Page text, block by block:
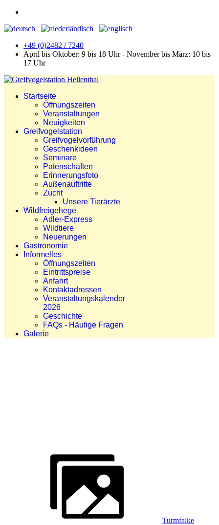
+49 (0)2482 / 7240
April bis Oktober: 9 bis 18 Uhr - November bis März: 10 bis
17 Uhr
Startseite
Öffnungszeiten
Veranstaltungen
Neuigkeiten
Greifvogelstation
Greifvogelvorführung
Geschenkideen
Seminare
Patenschaften
Erinnerungsfoto
Außenauftritte
Zucht
Unsere Tierärzte
Wildfreigehege
Adler-Express
Wildtiere
Neuerungen
Gastronomie
Informelles
Öffnungszeiten
Eintrittspreise
Anfahrt
Kontaktadressen
Veranstaltungskalender
2026
Geschichte
FAQs - Häufige Fragen
Galerie
Turmfalke